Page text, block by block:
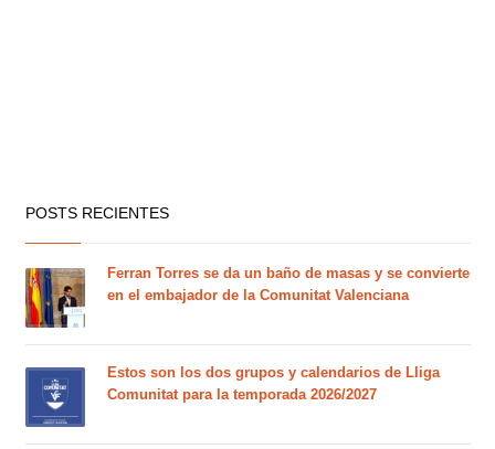
POSTS RECIENTES
Ferran Torres se da un baño de masas y se convierte
en el embajador de la Comunitat Valenciana
Estos son los dos grupos y calendarios de Lliga
Comunitat para la temporada 2026/2027